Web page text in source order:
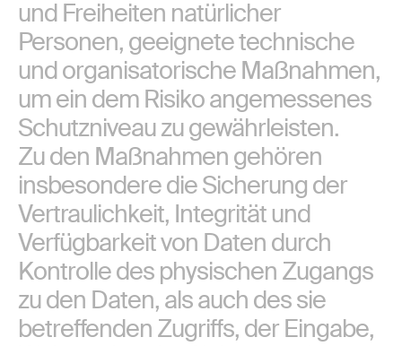
und Freiheiten natürlicher
Personen, geeignete technische
und organisatorische Maßnahmen,
um ein dem Risiko angemessenes
Schutzniveau zu gewährleisten.
Zu den Maßnahmen gehören
insbesondere die Sicherung der
Vertraulichkeit, Integrität und
Verfügbarkeit von Daten durch
Kontrolle des physischen Zugangs
zu den Daten, als auch des sie
betreffenden Zugriffs, der Eingabe,